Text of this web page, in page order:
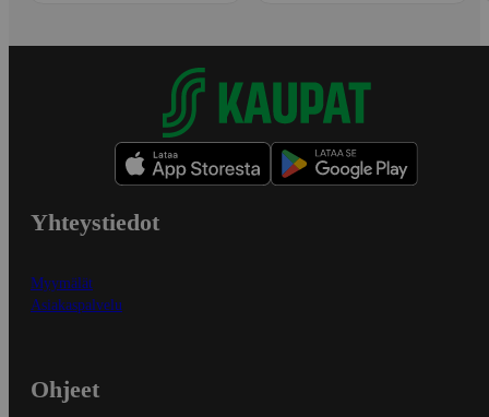
Yhteystiedot
Myymälät
Asiakaspalvelu
Ohjeet